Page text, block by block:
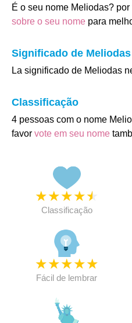
É o seu nome Meliodas? por
sobre o seu nome para
Significado de Meliodas
La significado de Meliodas
Classificação
4 pessoas com o nome
favor vote em seu nome
★★★★★
Classificação
★★★★★
Fácil de lembrar